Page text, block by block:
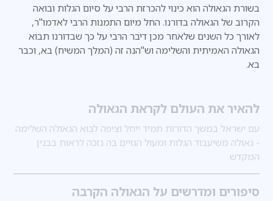
בשורת הגאולה הוא כינוי להכרזת הרבי על סיום הגלות ובואה
הקרוב של הגאולה בדורנו. החל מיום התמנות הרבי לאדמו"ר,
לאורך כל השנים שלאחר מכן דיבר הרבי על כך שבדורנו תבוא
הגאולה האמיתית והשלימה וש"הנה זה (המלך המשיח) בא, וכבר
בא.
להאיר את העולם לקראת הגאולה
עם ישראל במשך הדורות תמיד ייחל וציפה לבוא הגאולה השלימה
- גאולה משיעבוד הגלות ומעול הגויים בה נזכה לראות בבנין
המקדש
סיפורים ומדרשים על הגאולה הקרבה